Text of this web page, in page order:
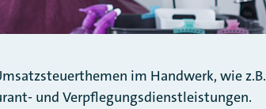
im Handwerk, wie z.B.
und Verpflegungsdienstleistungen.